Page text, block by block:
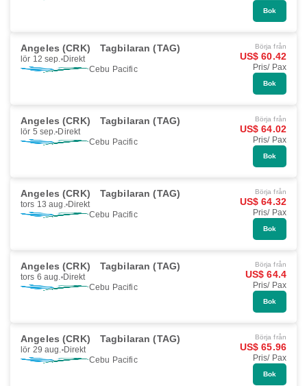
Bok
Angeles (CRK) Tagbilaran (TAG)
lör 12 sep. Direkt
Cebu Pacific
Börja från
US$ 60.42
Pris/ Pax
Bok
Angeles (CRK) Tagbilaran (TAG)
lör 5 sep. Direkt
Cebu Pacific
Börja från
US$ 64.02
Pris/ Pax
Bok
Angeles (CRK) Tagbilaran (TAG)
tors 13 aug. Direkt
Cebu Pacific
Börja från
US$ 64.32
Pris/ Pax
Bok
Angeles (CRK) Tagbilaran (TAG)
tors 6 aug. Direkt
Cebu Pacific
Börja från
US$ 64.4
Pris/ Pax
Bok
Angeles (CRK) Tagbilaran (TAG)
lör 29 aug. Direkt
Cebu Pacific
Börja från
US$ 65.96
Pris/ Pax
Bok